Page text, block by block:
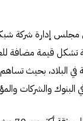
إدارة شركة
تشكل قيمة مضافة
في البلاد، بحيث
البنوك والشركات